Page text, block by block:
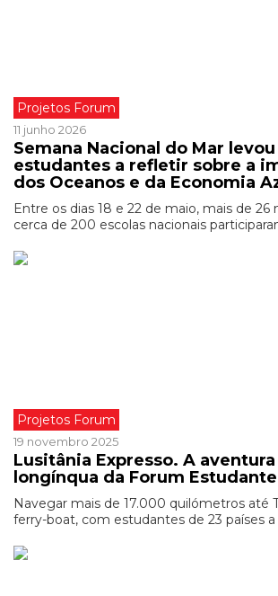
Projetos Forum
11 junho 2026
Semana Nacional do Mar
estudantes a refletir sobre a
dos Oceanos e da Economia
Entre os dias 18 e 22 de maio, mais de
cerca de 200 escolas nacionais
Projetos Forum
19 novembro 2025
Lusitânia Expresso. A
longínqua da Forum Estudante
Navegar mais de 17.000 quilómetros até
ferry-boat, com estudantes de 23 países a